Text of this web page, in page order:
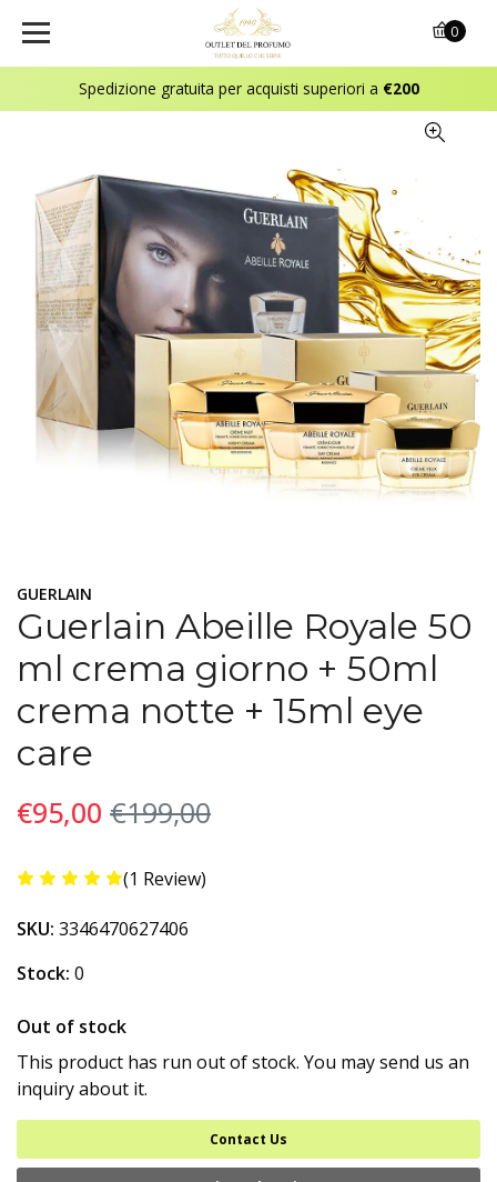
Spedizione gratuita per acquisti superiori a €200
0
GUERLAIN
Guerlain Abeille Royale 50
ml crema giorno + 50ml
crema notte + 15ml eye
care
€95,00 €199,00
(1 Review)
SKU: 3346470627406
Stock: 0
Out of stock
This product has run out of stock. You may send us an
inquiry about it.
Contact Us